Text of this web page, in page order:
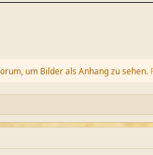
um Bilder als Anhang zu sehen.